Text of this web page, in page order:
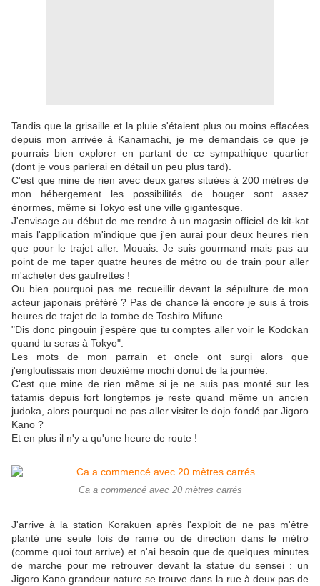
Tandis que la grisaille et la pluie s'étaient plus ou moins effacées
depuis mon arrivée à Kanamachi, je me demandais ce que je
pourrais bien explorer en partant de ce sympathique quartier
(dont je vous parlerai en détail un peu plus tard).
C'est que mine de rien avec deux gares situées à 200 mètres de
mon hébergement les possibilités de bouger sont assez
énormes, même si Tokyo est une ville gigantesque.
J'envisage au début de me rendre à un magasin officiel de kit-kat
mais l'application m'indique que j'en aurai pour deux heures rien
que pour le trajet aller. Mouais. Je suis gourmand mais pas au
point de me taper quatre heures de métro ou de train pour aller
m'acheter des gaufrettes !
Ou bien pourquoi pas me recueillir devant la sépulture de mon
acteur japonais préféré ? Pas de chance là encore je suis à trois
heures de trajet de la tombe de Toshiro Mifune.
"Dis donc pingouin j'espère que tu comptes aller voir le Kodokan
quand tu seras à Tokyo".
Les mots de mon parrain et oncle ont surgi alors que
j'engloutissais mon deuxième mochi donut de la journée.
C'est que mine de rien même si je ne suis pas monté sur les
tatamis depuis fort longtemps je reste quand même un ancien
judoka, alors pourquoi ne pas aller visiter le dojo fondé par Jigoro
Kano ?
Et en plus il n'y a qu'une heure de route !
Ca a commencé avec 20 mètres carrés
J'arrive à la station Korakuen après l'exploit de ne pas m'être
planté une seule fois de rame ou de direction dans le métro
(comme quoi tout arrive) et n'ai besoin que de quelques minutes
de marche pour me retrouver devant la statue du sensei : un
Jigoro Kano grandeur nature se trouve dans la rue à deux pas de